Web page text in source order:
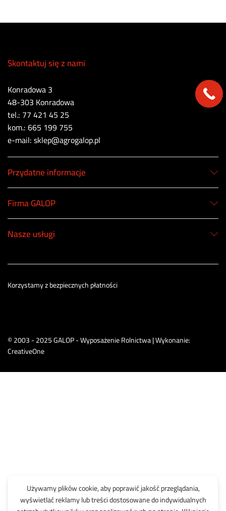
Skontaktuj się z nami
Konradowa 3
48-303 Konradowa
tel.: 77 421 45 25
kom.: 665 199 755
e-mail: sklep@agrogalop.pl
Przydatne informacje
Firma GALOP
Nasze usługi
© 2003 - 2025 GALOP - Wyposażenie Rolnictwa | Wykonanie:
CreativeOne
Korzystamy z bezpiecznych płatności